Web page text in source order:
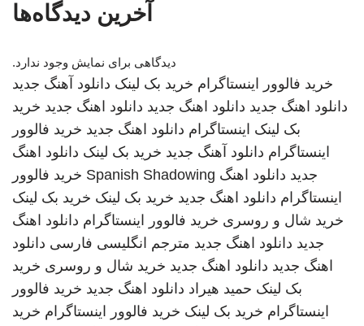
آخرین دیدگاه‌ها
دیدگاهی برای نمایش وجود ندارد.
خرید فالوور اینستاگرام خرید بک لینک دانلود آهنگ جدید
دانلود اهنگ جدید دانلود اهنگ جدید دانلود اهنگ جدید خرید
بک لینک اینستاگرام دانلود اهنگ جدید خرید فالوور
اینستاگرام دانلود آهنگ جدید خرید بک لینک دانلود اهنگ
جدید دانلود اهنگ Spanish Shadowing خرید فالوور
اینستاگرام دانلود اهنگ جدید خرید بک لینک خرید بک لینک
خرید شال و روسری خرید فالوور اینستاگرام دانلود اهنگ
جدید دانلود اهنگ جدید مترجم انگلیسی فارسی دانلود
اهنگ جدید دانلود اهنگ جدید خرید شال و روسری خرید
بک لینک حمید هیراد دانلود اهنگ جدید خرید فالوور
اینستاگرام خرید بک لینک خرید فالوور اینستاگرام خرید